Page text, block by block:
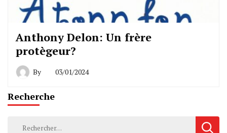
Anthony Delon: Un frère
protègeur?
By 03/01/2024
Recherche
Rechercher :